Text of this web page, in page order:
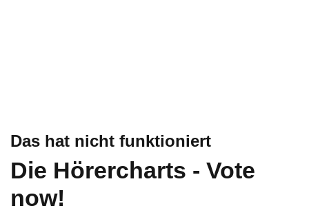
Das hat nicht funktioniert
Die Hörercharts - Vote
now!